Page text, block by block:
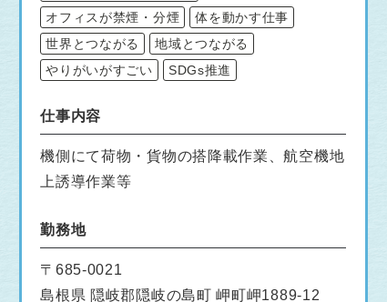
オフィスが禁煙・分煙
体を動かす仕事
世界とつながる
地域とつながる
やりがいがすごい
SDGs推進
仕事内容
機側にて荷物・貨物の搭降載作業、航空機地
上誘導作業等
勤務地
〒685-0021
島根県 隠岐郡隠岐の島町 岬町岬1889-12